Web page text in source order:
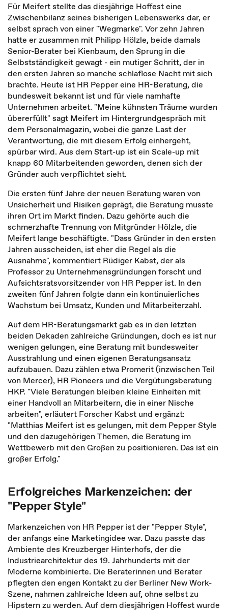
Für Meifert stellte das diesjährige Hoffest eine
Zwischenbilanz seines bisherigen Lebenswerks dar, er
selbst sprach von einer "Wegmarke". Vor zehn Jahren
hatte er zusammen mit Philipp Hölzle, beide damals
Senior-Berater bei Kienbaum, den Sprung in die
Selbstständigkeit gewagt - ein mutiger Schritt, der in
den ersten Jahren so manche schlaflose Nacht mit sich
brachte. Heute ist HR Pepper eine HR-Beratung, die
bundesweit bekannt ist und für viele namhafte
Unternehmen arbeitet. "Meine kühnsten Träume wurden
übererfüllt" sagt Meifert im Hintergrundgespräch mit
dem Personalmagazin, wobei die ganze Last der
Verantwortung, die mit diesem Erfolg einhergeht,
spürbar wird. Aus dem Start-up ist ein Scale-up mit
knapp 60 Mitarbeitenden geworden, denen sich der
Gründer auch verpflichtet sieht.
Die ersten fünf Jahre der neuen Beratung waren von
Unsicherheit und Risiken geprägt, die Beratung musste
ihren Ort im Markt finden. Dazu gehörte auch die
schmerzhafte Trennung von Mitgründer Hölzle, die
Meifert lange beschäftigte. "Dass Gründer in den ersten
Jahren ausscheiden, ist eher die Regel als die
Ausnahme", kommentiert Rüdiger Kabst, der als
Professor zu Unternehmensgründungen forscht und
Aufsichtsratsvorsitzender von HR Pepper ist. In den
zweiten fünf Jahren folgte dann ein kontinuierliches
Wachstum bei Umsatz, Kunden und Mitarbeiterzahl.
Auf dem HR-Beratungsmarkt gab es in den letzten
beiden Dekaden zahlreiche Gründungen, doch es ist nur
wenigen gelungen, eine Beratung mit bundesweiter
Ausstrahlung und einen eigenen Beratungsansatz
aufzubauen. Dazu zählen etwa Promerit (inzwischen Teil
von Mercer), HR Pioneers und die Vergütungsberatung
HKP. "Viele Beratungen bleiben kleine Einheiten mit
einer Handvoll an Mitarbeitern, die in einer Nische
arbeiten", erläutert Forscher Kabst und ergänzt:
"Matthias Meifert ist es gelungen, mit dem Pepper Style
und den dazugehörigen Themen, die Beratung im
Wettbewerb mit den Großen zu positionieren. Das ist ein
großer Erfolg."
Erfolgreiches Markenzeichen: der
"Pepper Style"
Markenzeichen von HR Pepper ist der "Pepper Style",
der anfangs eine Marketingidee war. Dazu passte das
Ambiente des Kreuzberger Hinterhofs, der die
Industriearchitektur des 19. Jahrhunderts mit der
Moderne kombinierte. Die Beraterinnen und Berater
pflegten den engen Kontakt zu der Berliner New Work-
Szene, nahmen zahlreiche Ideen auf, ohne selbst zu
Hipstern zu werden. Auf dem diesjährigen Hoffest wurde